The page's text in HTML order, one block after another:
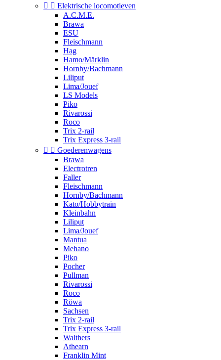
  Elektrische locomotieven
A.C.M.E.
Brawa
ESU
Fleischmann
Hag
Hamo/Märklin
Hornby/Bachmann
Liliput
Lima/Jouef
LS Models
Piko
Rivarossi
Roco
Trix 2-rail
Trix Express 3-rail
  Goederenwagens
Brawa
Electrotren
Faller
Fleischmann
Hornby/Bachmann
Kato/Hobbytrain
Kleinbahn
Liliput
Lima/Jouef
Mantua
Mehano
Piko
Pocher
Pullman
Rivarossi
Roco
Röwa
Sachsen
Trix 2-rail
Trix Express 3-rail
Walthers
Athearn
Franklin Mint